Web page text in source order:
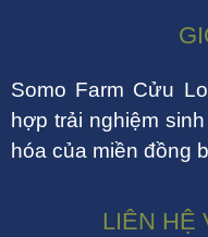
Somo Farm Cửu
hợp trải nghiệm
hóa của miền đồng
LIÊN HỆ